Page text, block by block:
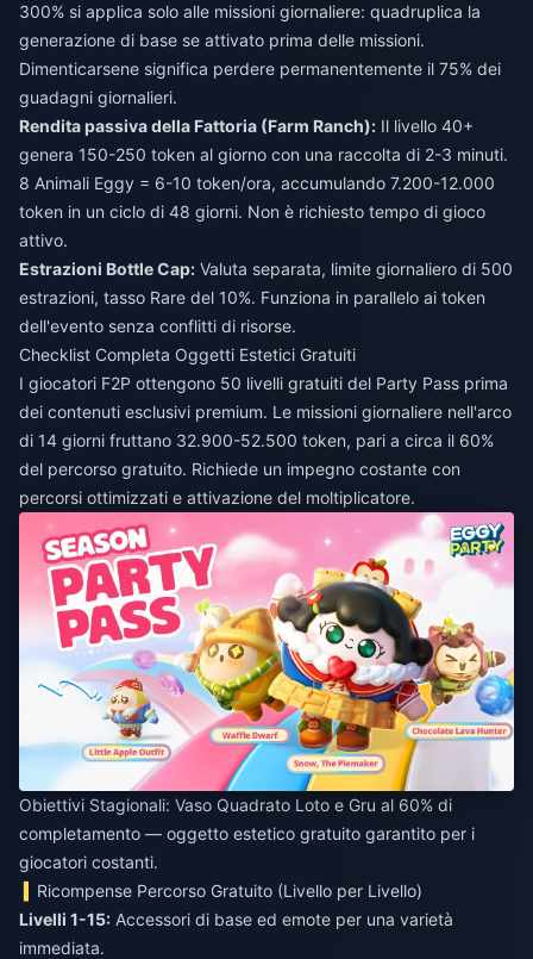
300% si applica solo alle missioni giornaliere: quadruplica la
generazione di base se attivato prima delle missioni.
Dimenticarsene significa perdere permanentemente il 75% dei
guadagni giornalieri.
Rendita passiva della Fattoria (Farm Ranch): Il livello 40+
genera 150-250 token al giorno con una raccolta di 2-3 minuti.
8 Animali Eggy = 6-10 token/ora, accumulando 7.200-12.000
token in un ciclo di 48 giorni. Non è richiesto tempo di gioco
attivo.
Estrazioni Bottle Cap: Valuta separata, limite giornaliero di 500
estrazioni, tasso Rare del 10%. Funziona in parallelo ai token
dell'evento senza conflitti di risorse.
Checklist Completa Oggetti Estetici Gratuiti
I giocatori F2P ottengono 50 livelli gratuiti del Party Pass prima
dei contenuti esclusivi premium. Le missioni giornaliere nell'arco
di 14 giorni fruttano 32.900-52.500 token, pari a circa il 60%
del percorso gratuito. Richiede un impegno costante con
percorsi ottimizzati e attivazione del moltiplicatore.
Obiettivi Stagionali: Vaso Quadrato Loto e Gru al 60% di
completamento — oggetto estetico gratuito garantito per i
giocatori costanti.
Ricompense Percorso Gratuito (Livello per Livello)
Livelli 1-15: Accessori di base ed emote per una varietà
immediata.